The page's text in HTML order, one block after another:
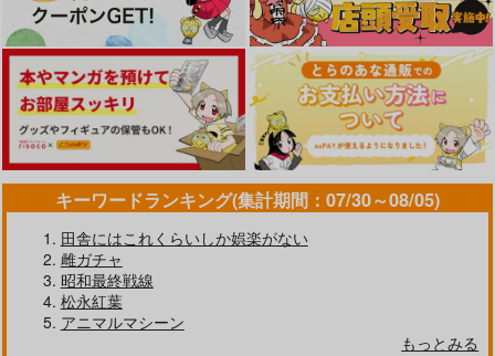
キーワードランキング(集計期間：07/30～08/05)
田舎にはこれくらいしか娯楽がない
雌ガチャ
昭和最終戦線
松永紅葉
アニマルマシーン
もっとみる